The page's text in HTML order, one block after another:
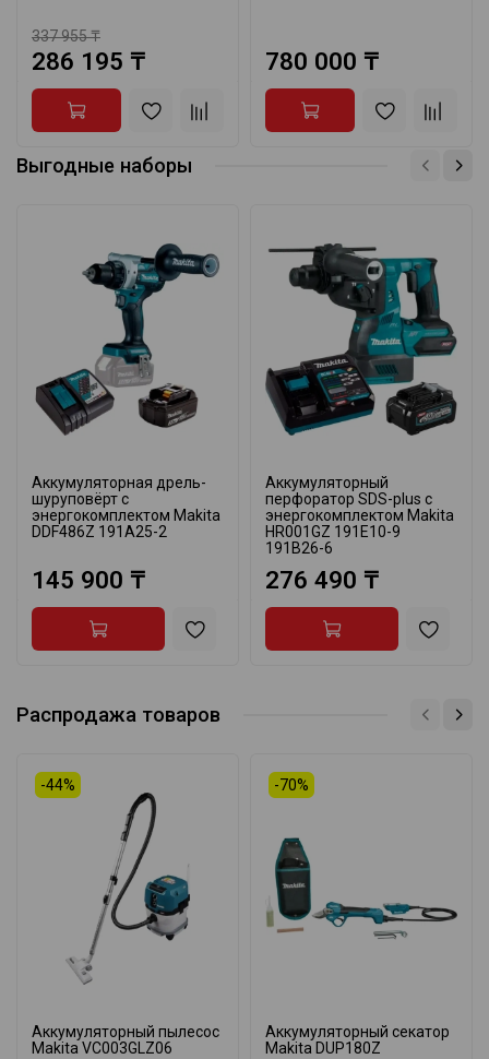
337 955 ₸
286 195 ₸ 780 000 ₸
Выгодные наборы
Аккумуляторная дрель-
шуруповёрт с
энергокомплектом Makita
DDF486Z 191A25-2
145 900 ₸
Аккумуляторный
перфоратор SDS-plus с
энергокомплектом Makita
HR001GZ 191E10-9
191B26-6
276 490 ₸
Распродажа товаров
-44%
Аккумуляторный пылесос
Makita VC003GLZ06
-70%
Аккумуляторный секатор
Makita DUP180Z